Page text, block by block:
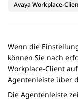
Avaya Workplace-
Wenn die
können Sie nach
Workplace-Client
Agentenleiste über
Die Agentenleiste